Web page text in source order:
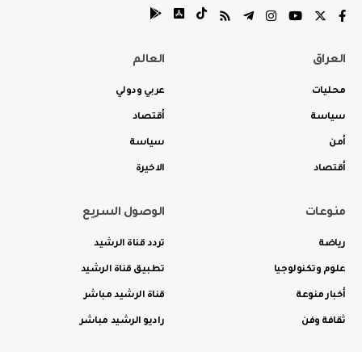
العراق
محليات
سياسة
أمن
أقتصاد
العالم
عربي ودولي
أقتصاد
سياسة
الاخيرة
منوعات
رياضة
علوم وتكنولوجيا
أخبار منوعة
ثقافة وفن
الوصول السريع
تردد قناة الرشيد
تطبيق قناة الرشيد
قناة الرشيد مباشر
راديو الرشيد مباشر